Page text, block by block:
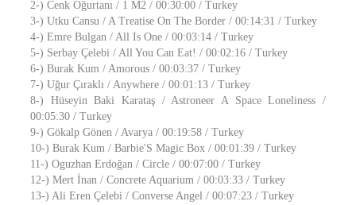
2-) Cenk Oğurtanı / 1 M2 / 00:30:00 / Turkey
3-) Utku Cansu / A Treatise On The Border / 00:14:31 / Turkey
4-) Emre Bulgan / All Is One / 00:03:14 / Turkey
5-) Serbay Çelebi / All You Can Eat! / 00:02:16 / Turkey
6-) Burak Kum / Amorous / 00:03:37 / Turkey
7-) Uğur Çıraklı / Anywhere / 00:01:13 / Turkey
8-) Hüseyin Baki Karataş / Astroneer A Space Loneliness /
00:05:30 / Turkey
9-) Gökalp Gönen / Avarya / 00:19:58 / Turkey
10-) Burak Kum / Barbie'S Magic Box / 00:01:39 / Turkey
11-) Oguzhan Erdoğan / Circle / 00:07:00 / Turkey
12-) Mert İnan / Concrete Aquarium / 00:03:33 / Turkey
13-) Ali Eren Çelebi / Converse Angel / 00:07:23 / Turkey